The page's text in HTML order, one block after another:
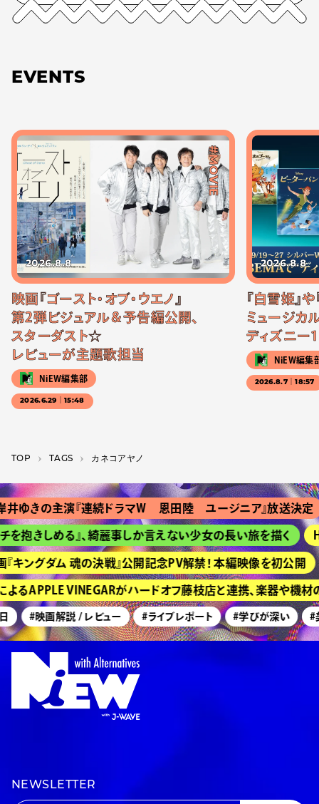
EVENTS
#MOVIE
2026.8.8
映画『ゴースト・オブ・ウエノ』
第2弾ビジュアル＆予告編公開、
スターダスト☆
レビューが主題歌担当
NiEW編集部
2026.6.29｜15:48
2026.8.8
『白雪姫』
ミュージカル
ディズニー
NiEW編集
2026.8.7｜18:57
TOP T­A­G­S カネコアヤノ
の主演『連続ドラマＷ 恩田陸 ユージニア』放送決定 『
しめる』、綺麗事しか言えない少女の長い旅を描く
グダム 魂の決戦』公開記念PV解禁！ 本編映像を初公開
APPLE VINEGARがハードオフ藤枝店と連携、楽器や機材の
#映画解説 / レビュー #ライブレポート #学びが深い #美
NEWSLETTER